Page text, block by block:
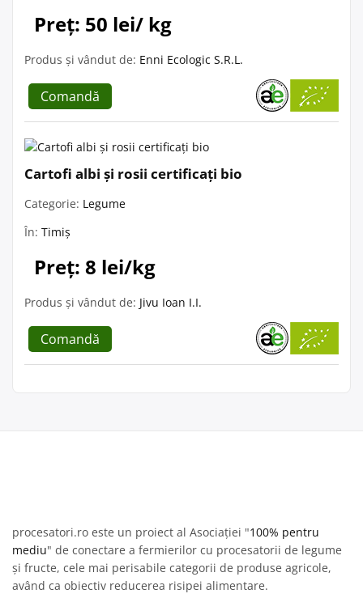
Preț: 50 lei/ kg
Produs și vândut de: Enni Ecologic S.R.L.
Comandă
Cartofi albi și rosii certificați bio
Categorie: Legume
În: Timiș
Preț: 8 lei/kg
Produs și vândut de: Jivu Ioan I.I.
Comandă
procesatori.ro este un proiect al Asociației "100% pentru
mediu" de conectare a fermierilor cu procesatorii de legume
și fructe, cele mai perisabile categorii de produse agricole,
având ca obiectiv reducerea risipei alimentare.